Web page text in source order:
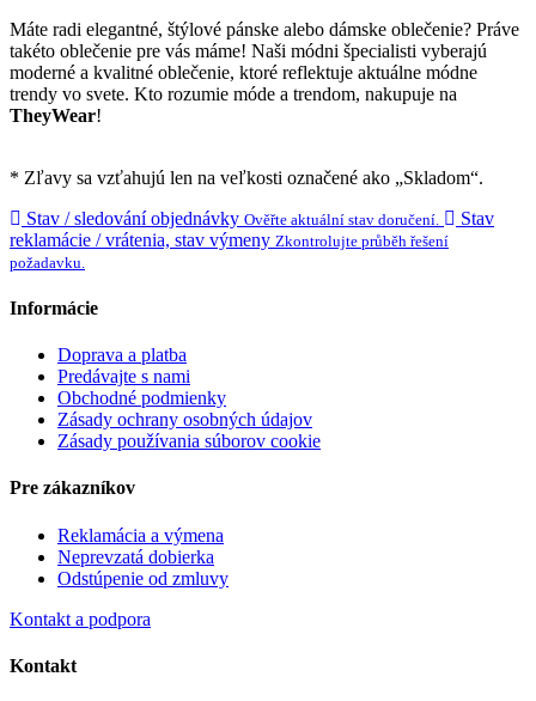
Máte radi elegantné, štýlové pánske alebo dámske oblečenie? Práve
takéto oblečenie pre vás máme! Naši módni špecialisti vyberajú
moderné a kvalitné oblečenie, ktoré reflektuje aktuálne módne
trendy vo svete. Kto rozumie móde a trendom, nakupuje na
TheyWear!
* Zľavy sa vzťahujú len na veľkosti označené ako „Skladom“.
Stav / sledování objednávky Ověřte aktuální stav doručení.
Stav
reklamácie / vrátenia, stav výmeny Zkontrolujte průběh řešení
požadavku.
Informácie
Doprava a platba
Predávajte s nami
Obchodné podmienky
Zásady ochrany osobných údajov
Zásady používania súborov cookie
Pre zákazníkov
Reklamácia a výmena
Neprevzatá dobierka
Odstúpenie od zmluvy
Kontakt a podpora
Kontakt